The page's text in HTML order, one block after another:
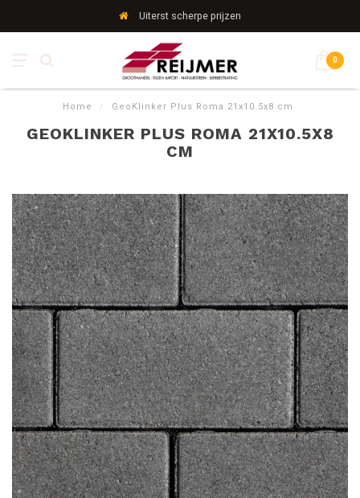
Uiterst scherpe prijzen
0
Home / GeoKlinker Plus Roma 21x10.5x8 cm
GEOKLINKER PLUS ROMA 21X10.5X8
CM